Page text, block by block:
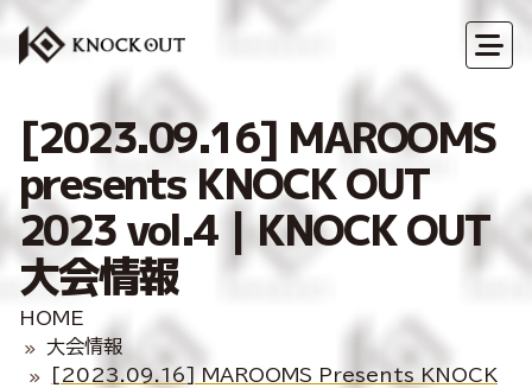
[2023.09.16] MAROOMS
presents KNOCK OUT
2023 vol.4｜KNOCK OUT
大会情報
HOME
大会情報
[2023.09.16] MAROOMS Presents KNOCK